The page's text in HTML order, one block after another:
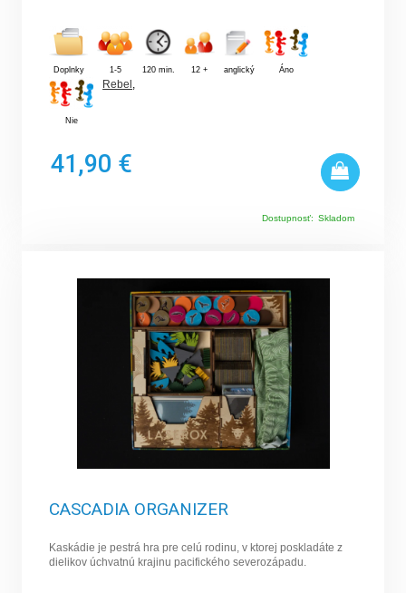
Doplnky 1-5 120 min. 12 + anglický Áno
Nie
Rebel ,
41,90 €
Dostupnosť: Skladom
CASCADIA ORGANIZER
Kaskádie je pestrá hra pre celú rodinu, v ktorej poskladáte z
dielikov úchvatnú krajinu pacifického severozápadu.